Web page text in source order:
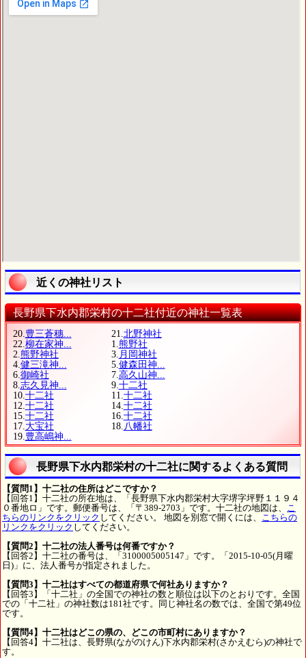
近くの神社リスト
長野県下水内郡栄村の十二社付近の神社一覧表
20.豊三蒼穗... 21.北野神社
22.柳在家神... 1.熊野社
2.熊野神社 3. 月岡神社
4.健三滝神... 5.健森田神...
6.御崎社 7.高久山神...
8.志久見神... 9.十二社
10.十二社 11.十二社
12.十二社 14.十二社
15.十二社 16.十二社
17.大宝社 18.八幡社
19.豊高嶋神...
長野県下水内郡栄村の十二社に関するよくある質問
【質問1】十二社の住所はどこですか？
【回答1】十二社の所在地は、「長野県下水内郡栄村大字堺字坪野１１９４
０番地ロ」です。郵便番号は、「〒389-2703」です。十二社の地図は、 こ
ちらのリンクをクリック してください。 地図を別窓で開くには、 こちらの
リンクをクリック してください。
【質問2】十二社の法人番号は何番ですか？
【回答2】十二社の番号は、「3100005005147」です。「2015-10-05(月曜
日)」に、法人番号が指定されました。
【質問3】十二社はすべての都道府県で何社ありますか？
【回答3】「十二社」の全国での神社の数と順位は以下のとおりです。全国
での「十二社」の神社数は181社です。同じ神社名の数では、全国で第49位
です。
【質問4】十二社はどこの県の、どこの市町村にありますか？
【回答4】十二社は、長野県(ながのけん)下水内郡栄村(さかえむら)の神社で
す。